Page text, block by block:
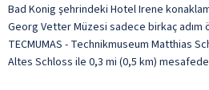
Bad Konig şehrindeki Hotel Irene
Georg Vetter Müzesi sadece birkaç
TECMUMAS - Technikmuseum Matthias
Altes Schloss ile 0,3 mi (0,5 km)